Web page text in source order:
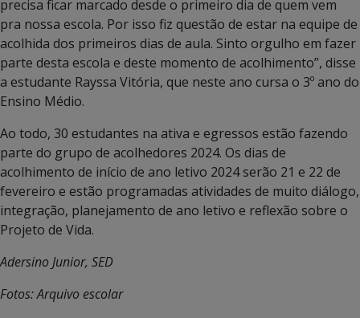
precisa ficar marcado desde o primeiro dia de quem vem
pra nossa escola. Por isso fiz questão de estar na equipe de
acolhida dos primeiros dias de aula. Sinto orgulho em fazer
parte desta escola e deste momento de acolhimento”, disse
a estudante Rayssa Vitória, que neste ano cursa o 3º ano do
Ensino Médio.
Ao todo, 30 estudantes na ativa e egressos estão fazendo
parte do grupo de acolhedores 2024. Os dias de
acolhimento de início de ano letivo 2024 serão 21 e 22 de
fevereiro e estão programadas atividades de muito diálogo,
integração, planejamento de ano letivo e reflexão sobre o
Projeto de Vida.
Adersino Junior, SED
Fotos: Arquivo escolar